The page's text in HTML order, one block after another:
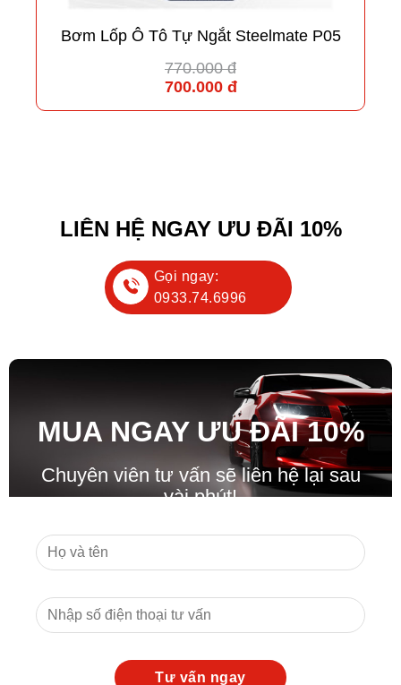
Bơm Lốp Ô Tô Tự Ngắt Steelmate P05
770.000 đ
700.000 đ
LIÊN HỆ NGAY ƯU ĐÃI 10%
Gọi ngay:
0933.74.6996
MUA NGAY ƯU ĐÃI10%
Chuyên viên tư vấn sẽ liên hệ lại sau
vài phút!